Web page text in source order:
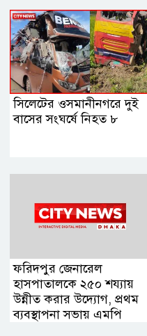
সিলেটের ওসমানীনগরে দুই
বাসের সংঘর্ষে নিহত ৮
ফরিদপুর জেনারেল
হাসপাতালকে ২৫০ শয্যায়
উন্নীত করার উদ্যোগ, প্রথম
ব্যবস্থাপনা সভায় এমপি